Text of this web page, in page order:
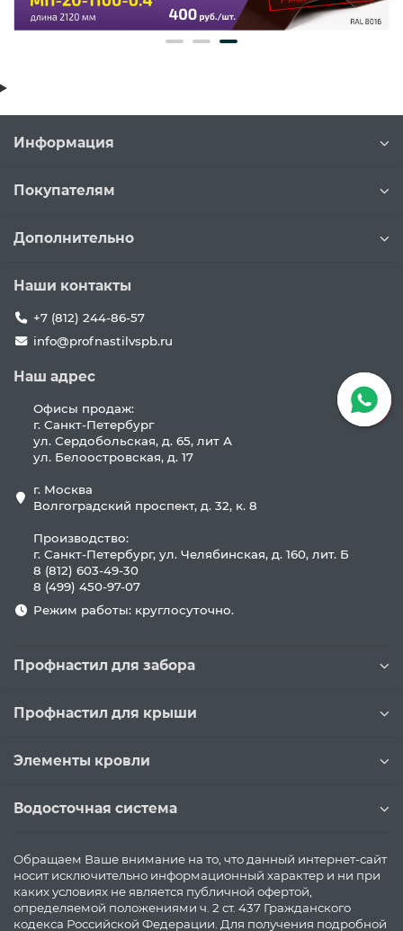
Информация
Покупателям
Дополнительно
Наши контакты
+7 (812) 244-86-57
info@profnastilvspb.ru
Наш адрес
Офисы продаж:
г. Санкт-Петербург
ул. Сердобольская, д. 65, лит А
ул. Белоостровская, д. 17
г. Москва
Волгоградский проспект, д. 32, к. 8
Производство:
г. Санкт-Петербург, ул. Челябинская, д. 160, лит. Б
8 (812) 603-49-30
8 (499) 450-97-07
Режим работы: круглосуточно.
Профнастил для забора
Профнастил для крыши
Элементы кровли
Водосточная система
Обращаем Ваше внимание на то, что данный интернет-сайт
носит исключительно информационный характер и ни при
каких условиях не является публичной офертой,
определяемой положениями ч. 2 ст. 437 Гражданского
кодекса Российской Федерации. Для получения подробной